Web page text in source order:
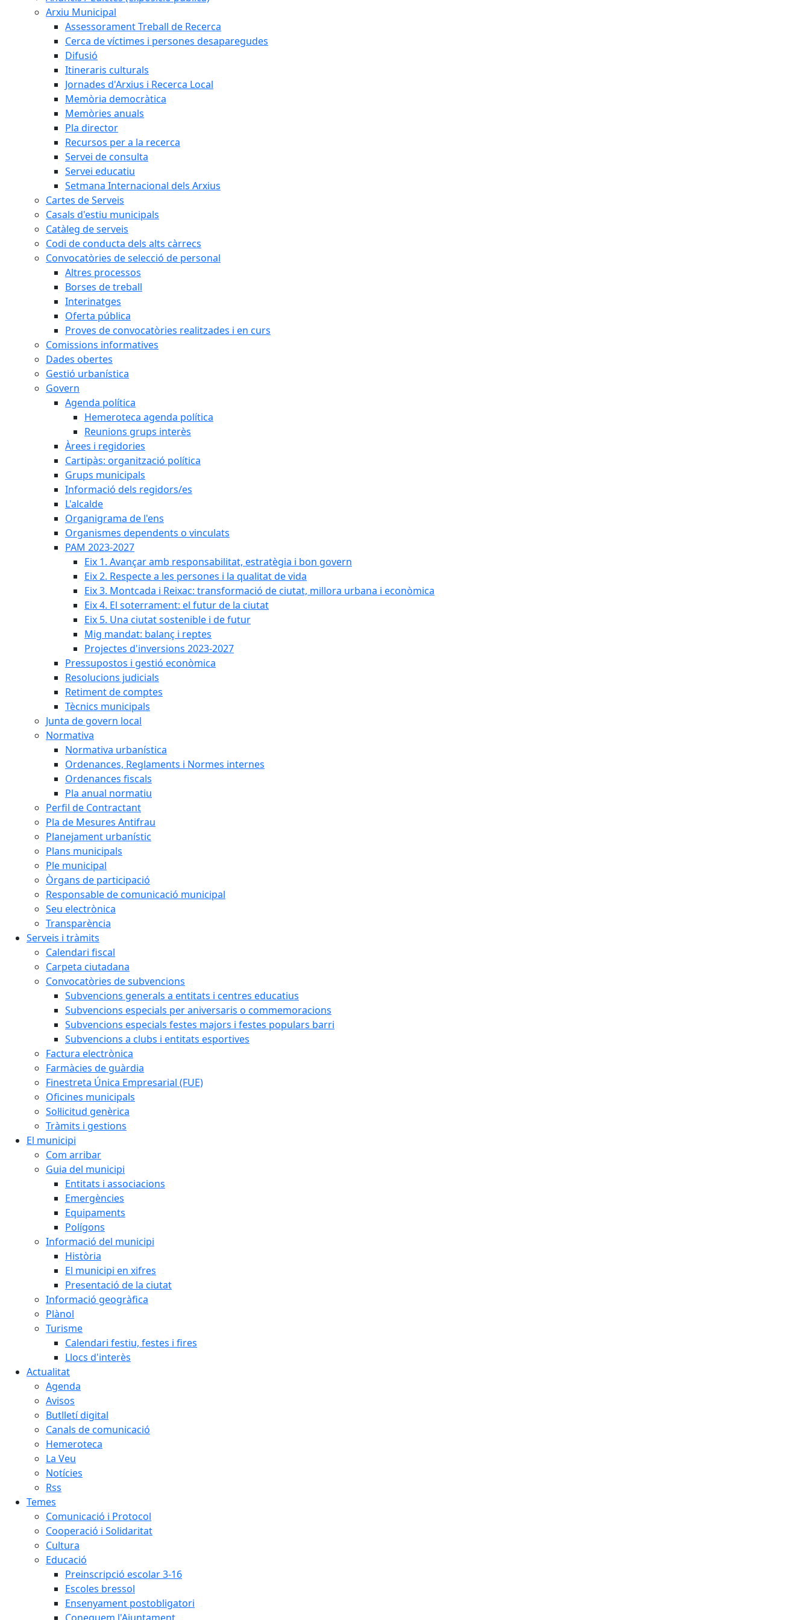
Arxiu Municipal
Assessorament Treball de Recerca
Cerca de víctimes i persones desaparegudes
Difusió
Itineraris culturals
Jornades d'Arxius i Recerca Local
Memòria democràtica
Memòries anuals
Pla director
Recursos per a la recerca
Servei de consulta
Servei educatiu
Setmana Internacional dels Arxius
Cartes de Serveis
Casals d'estiu municipals
Catàleg de serveis
Codi de conducta dels alts càrrecs
Convocatòries de selecció de personal
Altres processos
Borses de treball
Interinatges
Oferta pública
Proves de convocatòries realitzades i en curs
Comissions informatives
Dades obertes
Gestió urbanística
Govern
Agenda política
Hemeroteca agenda política
Reunions grups interès
Àrees i regidories
Cartipàs: organització política
Grups municipals
Informació dels regidors/es
L'alcalde
Organigrama de l'ens
Organismes dependents o vinculats
PAM 2023-2027
Eix 1. Avançar amb responsabilitat, estratègia i bon govern
Eix 2. Respecte a les persones i la qualitat de vida
Eix 3. Montcada i Reixac: transformació de ciutat, millora urbana i econòmica
Eix 4. El soterrament: el futur de la ciutat
Eix 5. Una ciutat sostenible i de futur
Mig mandat: balanç i reptes
Projectes d'inversions 2023-2027
Pressupostos i gestió econòmica
Resolucions judicials
Retiment de comptes
Tècnics municipals
Junta de govern local
Normativa
Normativa urbanística
Ordenances, Reglaments i Normes internes
Ordenances fiscals
Pla anual normatiu
Perfil de Contractant
Pla de Mesures Antifrau
Planejament urbanístic
Plans municipals
Ple municipal
Òrgans de participació
Responsable de comunicació municipal
Seu electrònica
Transparència
Serveis i tràmits
Calendari fiscal
Carpeta ciutadana
Convocatòries de subvencions
Subvencions generals a entitats i centres educatius
Subvencions especials per aniversaris o commemoracions
Subvencions especials festes majors i festes populars barri
Subvencions a clubs i entitats esportives
Factura electrònica
Farmàcies de guàrdia
Finestreta Única Empresarial (FUE)
Oficines municipals
Sol·licitud genèrica
Tràmits i gestions
El municipi
Com arribar
Guia del municipi
Entitats i associacions
Emergències
Equipaments
Polígons
Informació del municipi
Història
El municipi en xifres
Presentació de la ciutat
Informació geogràfica
Plànol
Turisme
Calendari festiu, festes i fires
Llocs d'interès
Actualitat
Agenda
Avisos
Butlletí digital
Canals de comunicació
Hemeroteca
La Veu
Notícies
Rss
Temes
Comunicació i Protocol
Cooperació i Solidaritat
Cultura
Educació
Preinscripció escolar 3-16
Escoles bressol
Ensenyament postobligatori